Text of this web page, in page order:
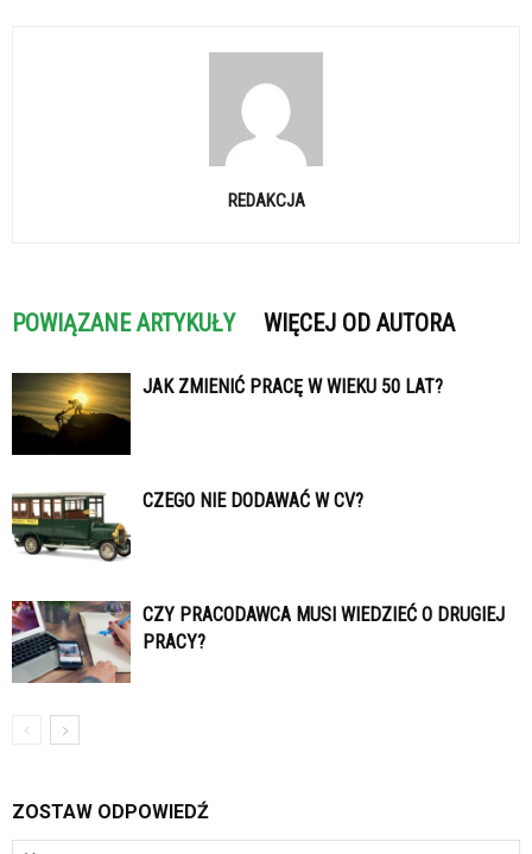
REDAKCJA
POWIĄZANE ARTYKUŁY WIĘCEJ OD AUTORA
JAK ZMIENIĆ PRACĘ W WIEKU 50 LAT?
CZEGO NIE DODAWAĆ W CV?
CZY PRACODAWCA MUSI WIEDZIEĆ O DRUGIEJ
PRACY?
ZOSTAW ODPOWIEDŹ